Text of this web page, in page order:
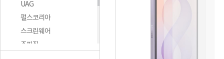
UAG
펄스코리아
스크린웨어
주파집